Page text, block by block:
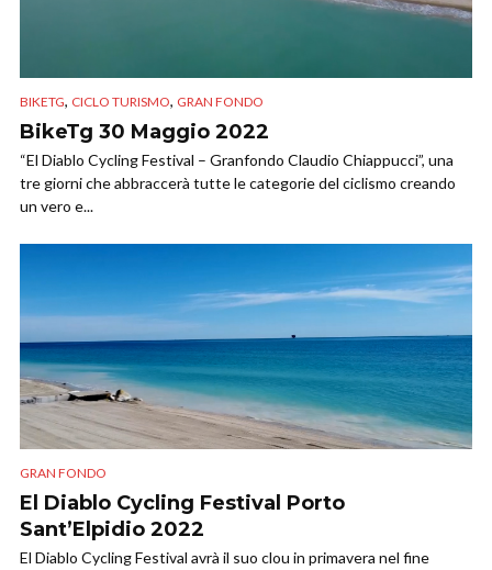
BIKETG, CICLO TURISMO, GRAN FONDO
BikeTg 30 Maggio 2022
“El Diablo Cycling Festival – Granfondo Claudio Chiappucci”, una
tre giorni che abbraccerà tutte le categorie del ciclismo creando
un vero e...
GRAN FONDO
El Diablo Cycling Festival Porto
Sant’Elpidio 2022
El Diablo Cycling Festival avrà il suo clou in primavera nel fine